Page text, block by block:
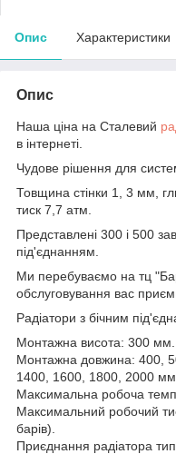
Опис Характеристики
Опис
Наша ціна на Сталевий
в інтернеті.
Чудове рішення для
Товщина стінки 1, 3 мм,
тиск 7,7 атм.
Представлені 300 і 500
під'єднанням.
Ми перебуваємо на тц
обслуговування вас
Радіатори з бічним
Монтажна висота: 300 мм.
Монтажна довжина: 400,
1400, 1600, 1800, 2000 мм.
Максимальна робоча
Максимальний робочий
барів).
Приєднання радіатора